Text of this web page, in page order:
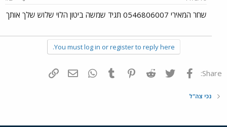
שחר המאירי 0546806007 תגיד שמשה ביטון הלוי שלוש שלך אותך
You must log in or register to reply here.
Share: פייסבוק Twitter
Reddit
Pinterest
Tumblr
WhatsAppדואר אלקטרוני
נכי צה"ל